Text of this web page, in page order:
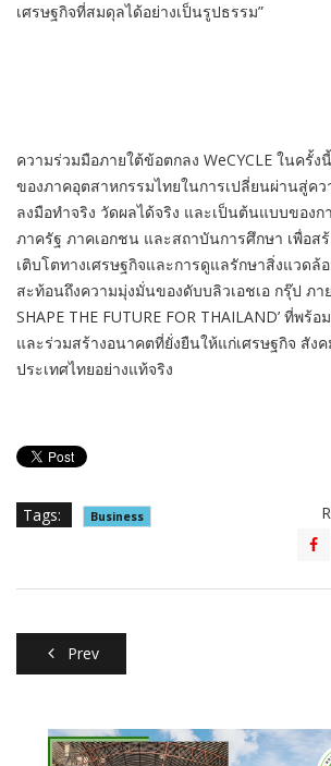
เศรษฐกิจที่สมดุลได้อย่างเป็นรูปธรรม”
ความร่วมมือภายใต้ข้อตกลง WeCYCLE ในครั้
ของภาคอุตสาหกรรมไทยในการเปลี่ยนผ่านสู่ค
ลงมือทำจริง วัดผลได้จริง และเป็นต้นแบบของ
ภาครัฐ ภาคเอกชน และสถาบันการศึกษา เพื่อส
เติบโตทางเศรษฐกิจและการดูแลรักษาสิ่งแวดล้
สะท้อนถึงความมุ่งมั่นของดับบลิวเอชเอ กรุ๊ป ภา
SHAPE THE FUTURE FOR THAILAND’ ที่พร้
และร่วมสร้างอนาคตที่ยั่งยืนให้แก่เศรษฐกิจ สัง
ประเทศไทยอย่างแท้จริง
Tags: Business
Prev